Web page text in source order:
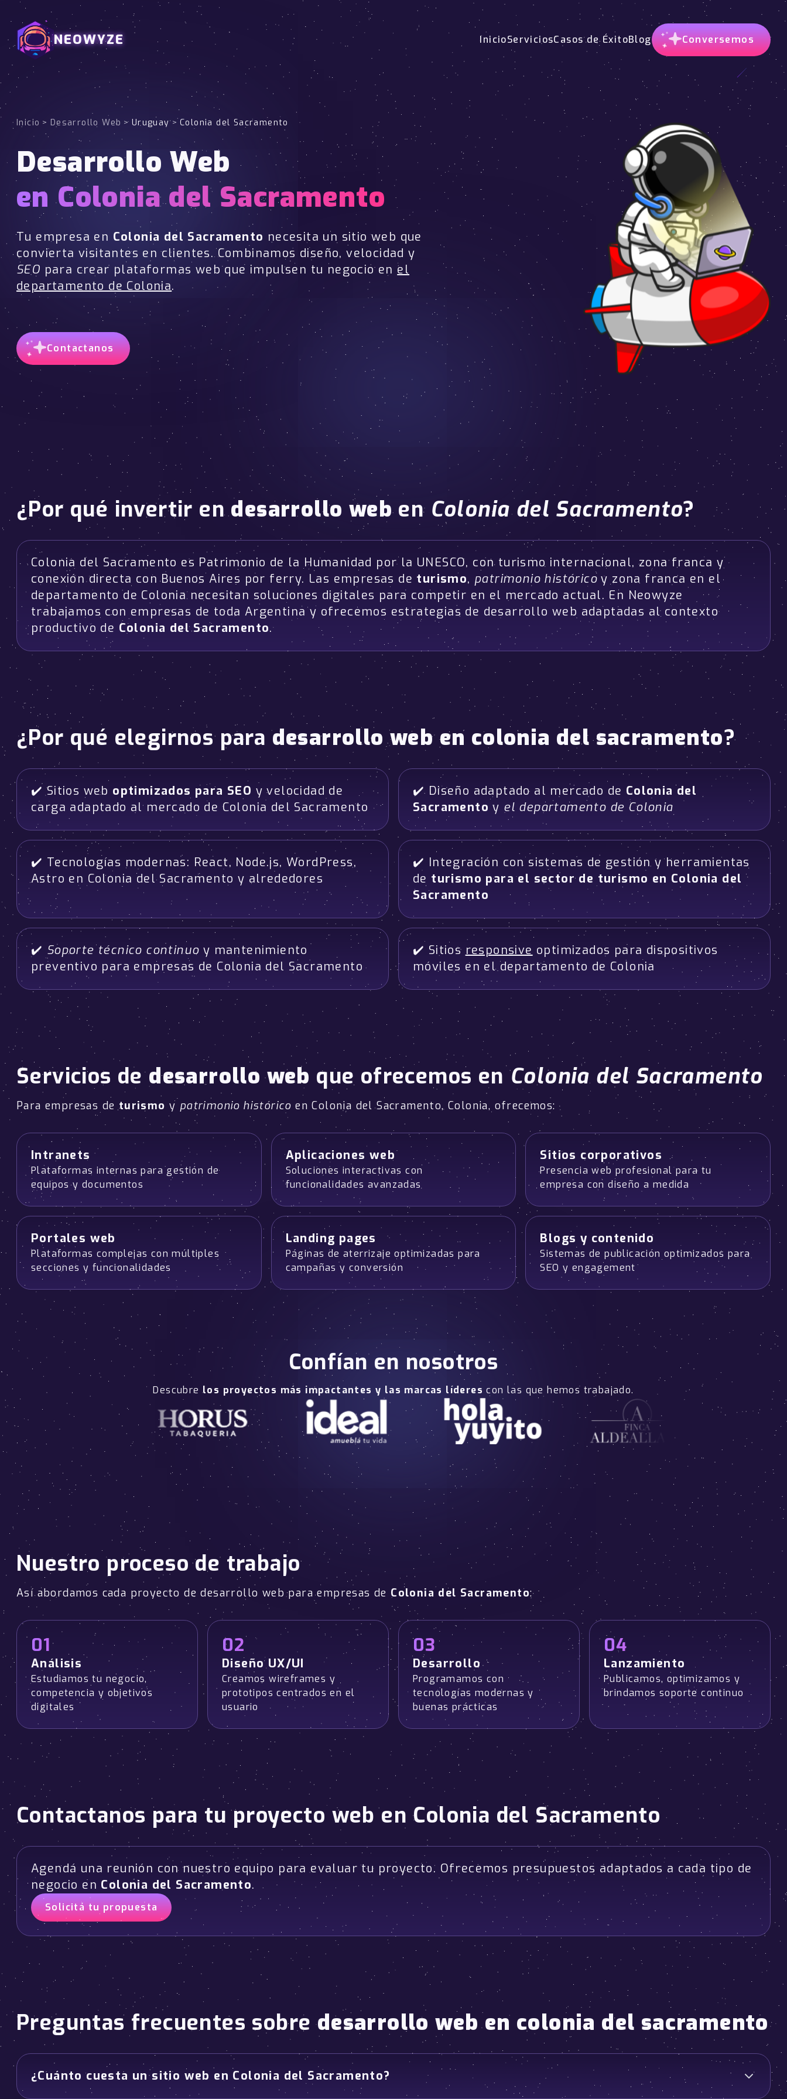
NEOWYZE InicioServiciosCasos de ÉxitoBlog Conversemos
Inicio > Desarrollo Web > Uruguay > Colonia del Sacramento
Desarrollo Web
en Colonia del Sacramento
Tu empresa en Colonia del Sacramento necesita un sitio web que
convierta visitantes en clientes. Combinamos diseño, velocidad y
SEO para crear plataformas web que impulsen tu negocio en el
departamento de Colonia.
Contactanos
¿Por qué invertir endesarrollo weben Colonia del Sacramento?
Colonia del Sacramento es Patrimonio de la Humanidad por la UNESCO, con turismo internacional, zona franca y
conexión directa con Buenos Aires por ferry. Las empresas de turismo, patrimonio histórico y zona franca en el
departamento de Colonia necesitan soluciones digitales para competir en el mercado actual. En Neowyze
trabajamos con empresas de toda Argentina y ofrecemos estrategias de desarrollo web adaptadas al contexto
productivo de Colonia del Sacramento.
¿Por qué elegirnos paradesarrollo web en colonia del sacramento?
✔️ Sitios web optimizados para SEO y velocidad de
carga adaptado al mercado de Colonia del Sacramento
✔️ Diseño adaptado al mercado de Colonia del
Sacramento y el departamento de Colonia
✔️ Tecnologías modernas: React, Node.js, WordPress,
Astro en Colonia del Sacramento y alrededores
✔️ Integración con sistemas de gestión y herramientas
de turismo para el sector de turismo en Colonia del
Sacramento
✔️ Soporte técnico continuo y mantenimiento
preventivo para empresas de Colonia del Sacramento
✔️ Sitios responsive optimizados para dispositivos
móviles en el departamento de Colonia
Servicios dedesarrollo web que ofrecemos enColonia del Sacramento
Para empresas deturismo y patrimonio histórico en Colonia del Sacramento, Colonia, ofrecemos:
Intranets
Plataformas internas para gestión de
equipos y documentos
Aplicaciones web
Soluciones interactivas con
funcionalidades avanzadas
Sitios corporativos
Presencia web profesional para tu
empresa con diseño a medida
Portales web
Plataformas complejas con múltiples
secciones y funcionalidades
Landing pages
Páginas de aterrizaje optimizadas para
campañas y conversión
Blogs y contenido
Sistemas de publicación optimizados para
SEO y engagement
Confían en nosotros
Descubrelos proyectos más impactantes y las marcas líderes con las que hemos trabajado.
Nuestro proceso de trabajo
Así abordamos cada proyecto de desarrollo web para empresas de Colonia del Sacramento:
01
Análisis
Estudiamos tu negocio,
competencia y objetivos
digitales
02
Diseño UX/UI
Creamos wireframes y
prototipos centrados en el
usuario
03
Desarrollo
Programamos con
tecnologías modernas y
buenas prácticas
04
Lanzamiento
Publicamos, optimizamos y
brindamos soporte continuo
Contactanos para tu proyecto web en Colonia del Sacramento
Agendá una reunión con nuestro equipo para evaluar tu proyecto. Ofrecemos presupuestos adaptados a cada tipo de
negocio en Colonia del Sacramento.
Solicitá tu propuesta
Preguntas frecuentes sobredesarrollo web en colonia del sacramento
¿Cuánto cuesta un sitio web en Colonia del Sacramento?